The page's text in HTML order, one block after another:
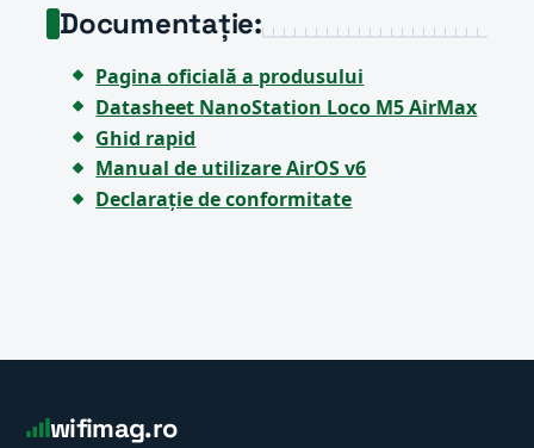
Documentație:
Pagina oficială a produsului
Datasheet NanoStation Loco M5 AirMax
Ghid rapid
Manual de utilizare AirOS v6
Declarație de conformitate
wifimag.ro